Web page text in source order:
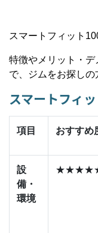
スマートフィット
特徴やメリット・
で、ジムをお探しの
スマートフィ
項目 おすすめ
設
備・
環境